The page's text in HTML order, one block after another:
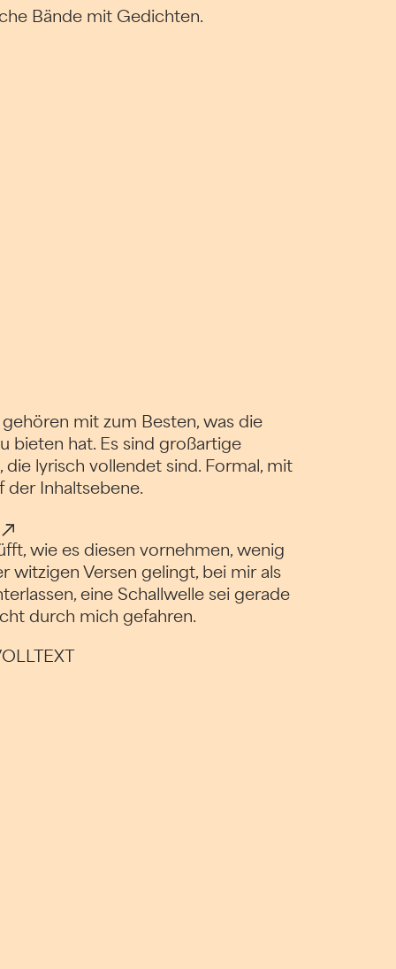
Bände mit Gedichten.
mit zum Besten, was die
bieten hat. Es sind großartige
lyrisch vollendet sind. Formal, mit
der Inhaltsebene.
wie es diesen vornehmen, wenig
witzigen Versen gelingt, bei mir als
eine Schallwelle sei gerade
durch mich gefahren.